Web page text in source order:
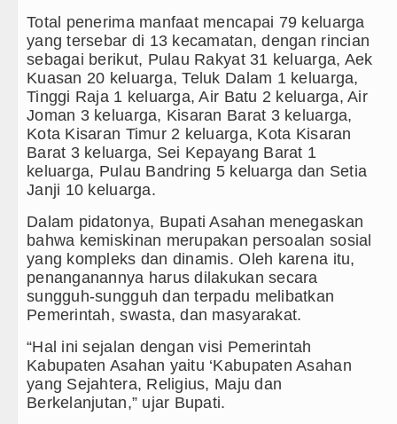
Total penerima manfaat mencapai 79 keluarga
yang tersebar di 13 kecamatan, dengan rincian
sebagai berikut, Pulau Rakyat 31 keluarga, Aek
Kuasan 20 keluarga, Teluk Dalam 1 keluarga,
Tinggi Raja 1 keluarga, Air Batu 2 keluarga, Air
Joman 3 keluarga, Kisaran Barat 3 keluarga,
Kota Kisaran Timur 2 keluarga, Kota Kisaran
Barat 3 keluarga, Sei Kepayang Barat 1
keluarga, Pulau Bandring 5 keluarga dan Setia
Janji 10 keluarga.
Dalam pidatonya, Bupati Asahan menegaskan
bahwa kemiskinan merupakan persoalan sosial
yang kompleks dan dinamis. Oleh karena itu,
penanganannya harus dilakukan secara
sungguh-sungguh dan terpadu melibatkan
Pemerintah, swasta, dan masyarakat.
“Hal ini sejalan dengan visi Pemerintah
Kabupaten Asahan yaitu ‘Kabupaten Asahan
yang Sejahtera, Religius, Maju dan
Berkelanjutan,” ujar Bupati.